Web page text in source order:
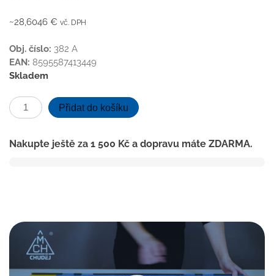
~28,6046 € vč. DPH
Obj. číslo: 382 A
EAN: 8595587413449
Skladem
Podlahová
vpusť
D40,
Přidat do košíku
Nakupte ještě za 1 500 Kč a dopravu máte ZDARMA.